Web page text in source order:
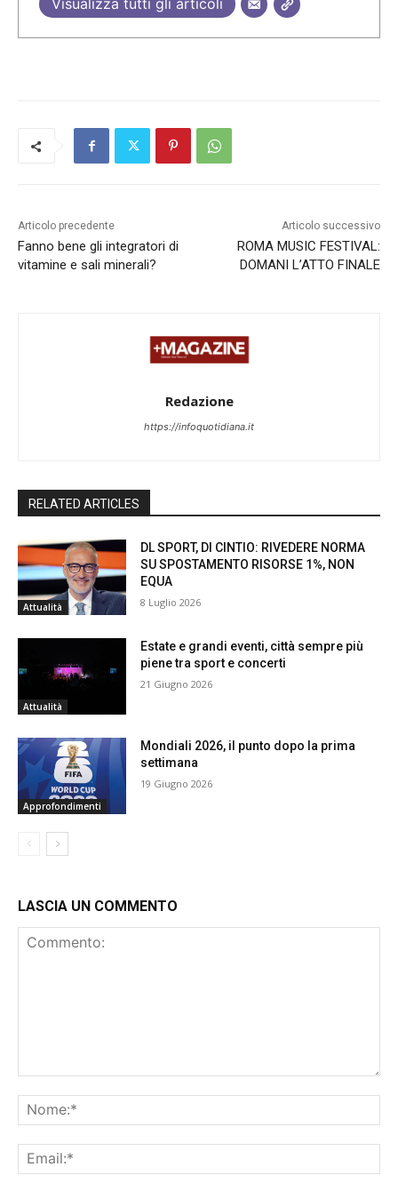
Articolo precedente
Fanno bene gli integratori di
vitamine e sali minerali?
Articolo successivo
ROMA MUSIC FESTIVAL:
DOMANI L’ATTO FINALE
Redazione
https://infoquotidiana.it
RELATED ARTICLES
Attualità
DL SPORT, DI CINTIO: RIVEDERE NORMA
SU SPOSTAMENTO RISORSE 1%, NON
EQUA
8 Luglio 2026
Attualità
Estate e grandi eventi, città sempre più
piene tra sport e concerti
21 Giugno 2026
Approfondimenti
Mondiali 2026, il punto dopo la prima
settimana
19 Giugno 2026
LASCIA UN COMMENTO